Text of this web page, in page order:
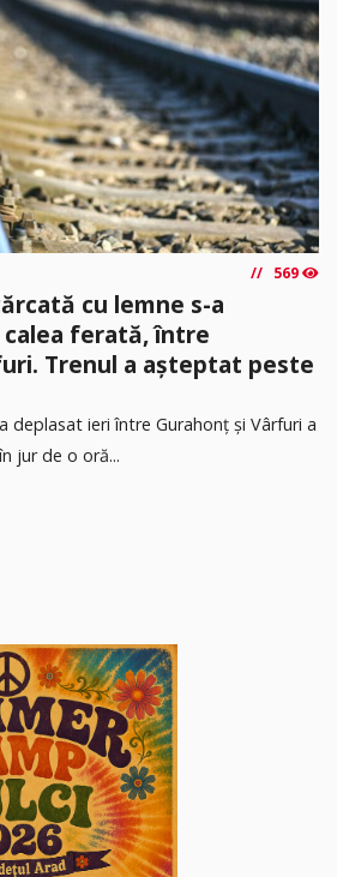
569
cu lemne s-a
ferată, între
Trenul a așteptat peste
deplasat ieri între Gurahonț și Vârfuri a
jur de o oră...